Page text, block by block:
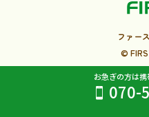
お急ぎの方は
070-
ファー
©